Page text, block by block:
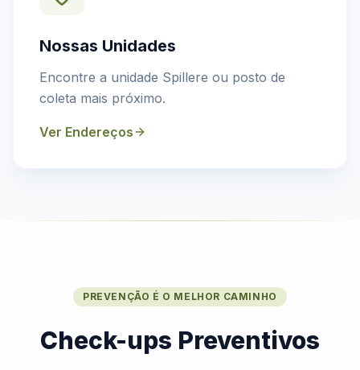
Nossas Unidades
Encontre a unidade Spillere ou posto de
coleta mais próximo.
Ver Endereços
PREVENÇÃO É O MELHOR CAMINHO
Check-ups Preventivos